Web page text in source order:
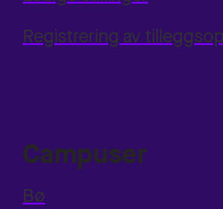
Registrering av
Campuser
Bø